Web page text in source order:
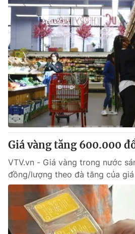
Giá vàng tăng 600.000
VTV.vn - Giá vàng trong nước
đồng/lượng theo đà tăng của